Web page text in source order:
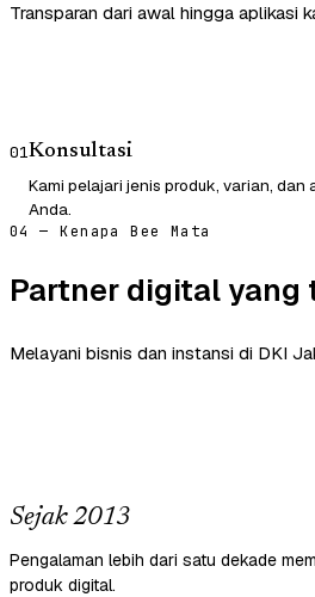
Transparan dari awal hingga aplikasi
01Konsultasi
Kami pelajari jenis produk, varian, dan
Anda.
04 — Kenapa Bee Mata
Partner digital yang
Melayani bisnis dan instansi di DKI
Sejak 2013
Pengalaman lebih dari satu dekade
produk digital.